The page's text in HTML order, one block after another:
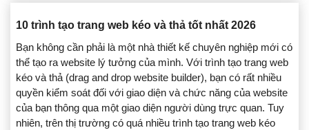
10 trình tạo trang web kéo và thả tốt nhất 2026
Bạn không cần phải là một nhà thiết kế chuyên nghiệp mới có
thể tạo ra website lý tưởng của mình. Với trình tạo trang web
kéo và thả (drag and drop website builder), bạn có rất nhiều
quyền kiểm soát đối với giao diện và chức năng của website
của bạn thông qua một giao diện người dùng trực quan. Tuy
nhiên, trên thị trường có quá nhiều trình tạo trang web kéo